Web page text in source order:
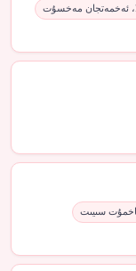
ئەخمەتجان مەخسۇت
سىيىت